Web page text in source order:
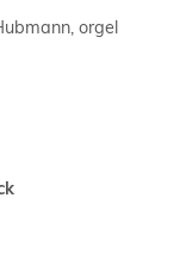
orgel